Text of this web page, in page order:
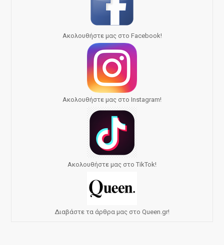
Ακολουθήστε μας στο Facebook!
Ακολουθήστε μας στο Instagram!
Ακολουθήστε μας στο TikTok!
Διαβάστε τα άρθρα μας στο Queen.gr!